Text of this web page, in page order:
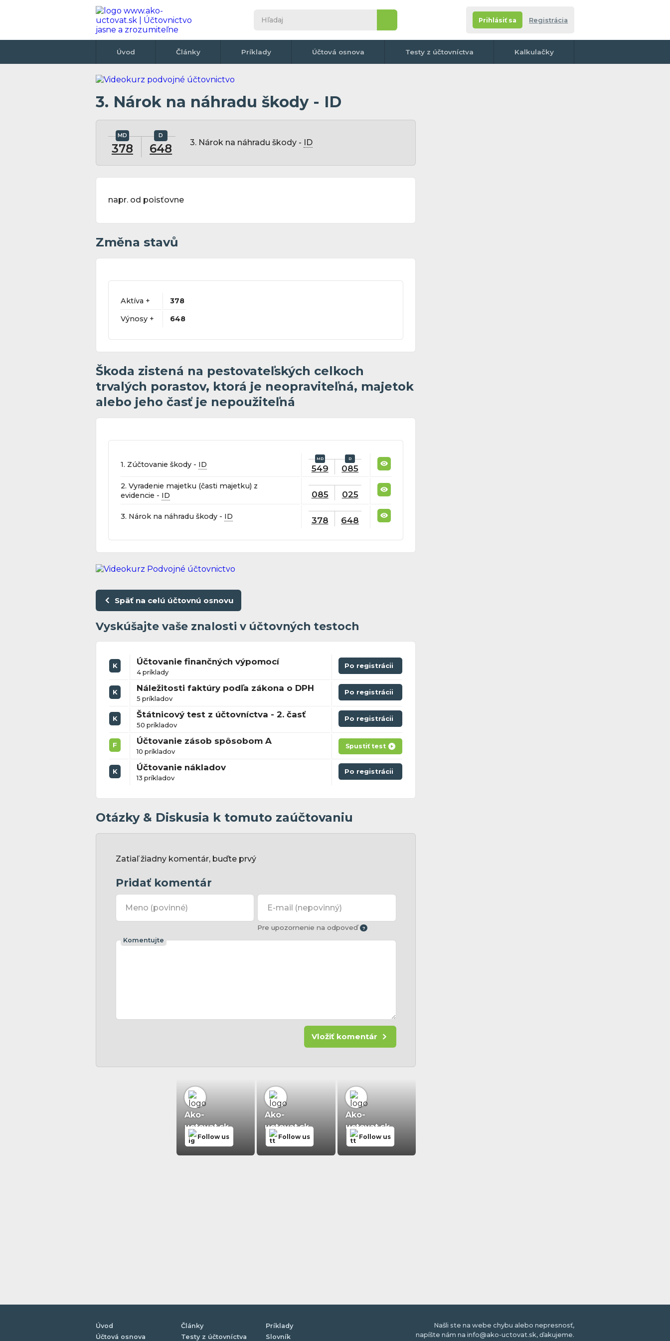
Prihlásiť sa Registrácia
Úvod Články Príklady Účtová osnova Testy z účtovníctva Kalkulačky
3. Nárok na náhradu škody - ID
378 648 3. Nárok na náhradu škody - ID
napr. od poisťovne
Změna stavů
Aktíva +
378
Výnosy +
648
Škoda zistená na pestovateľských celkoch
trvalých porastov, ktorá je neopraviteľná, majetok
alebo jeho časť je nepoužiteľná
1. Zúčtovanie škody - ID 549 085
2. Vyradenie majetku (časti majetku) z
evidencie - ID 085 025
3. Nárok na náhradu škody - ID 378 648
Späť na celú účtovnú osnovu
Vyskúšajte vaše znalosti v účtovných testoch
K Účtovanie finančných výpomocí
4 príklady
Po registrácii
K Náležitosti faktúry podľa zákona o DPH
5 príkladov
Po registrácii
K Štátnicový test z účtovníctva - 2. časť
50 príkladov
Po registrácii
F Účtovanie zásob spôsobom A
10 príkladov
Spustiť test
K Účtovanie nákladov
13 príkladov
Po registrácii
Otázky & Diskusia k tomuto zaúčtovaniu
Zatiaľ žiadny komentár, buďte prvý
Pridať komentár
Meno (povinné) E-mail (nepovinný)
Pre upozornenie na odpoveď
Komentujte
Vložiť komentár
Ako-
uctovat.sk
Follow us
Ako-
uctovat.sk
Follow us
Ako-
uctovat.sk
Follow us
Úvod Články
Príklady
Účtová osnova
Testy z účtovníctva Slovník
Našli ste na webe chybu alebo nepresnosť,
napíšte nám na info@ako-uctovat.sk, ďakujeme.